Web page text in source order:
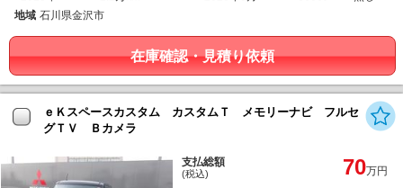
地域 石川県金沢市
在庫確認・見積り依頼
ｅＫスペースカスタム カスタムＴ メモリーナビ フルセ
グＴＶ Ｂカメラ
支払総額
(税込) 70万円